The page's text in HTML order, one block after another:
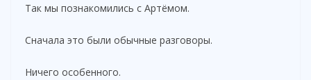
Так мы познакомились с Артёмом.
Сначала это были обычные разговоры.
Ничего особенного.